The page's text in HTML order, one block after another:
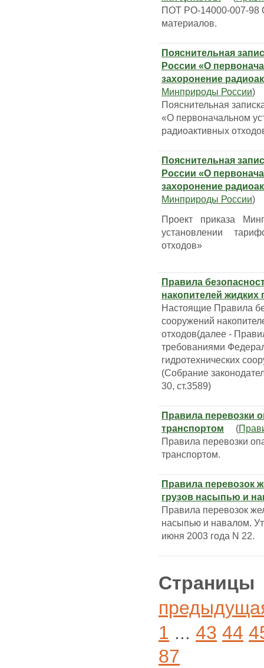
ПОТ РО-14000-007-98
материалов.
Пояснительная
России «О
захоронение
Минприроды России)
Пояснительная
«О первоначальном
радиоактивных
Пояснительная
России «О
захоронение
Минприроды России)
Проект приказа
установлении
отходов»
Правила
накопителей
Настоящие Правила
сооружений
отходов(далее -
требованиями
гидротехнических
(Собрание
30, ст.3589)
Правила перевозки
транспортом (
Правила перевозки
транспортом.
Правила перевозок
грузов насыпью и
Правила перевозок
насыпью и навалом.
июня 2003 года N 22.
Страницы
1 ... 43 44
87